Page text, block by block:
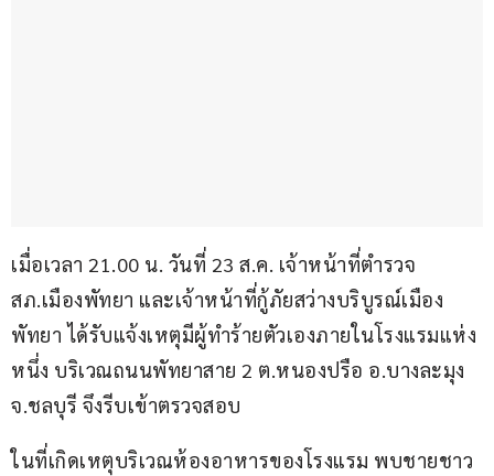
เมื่อเวลา 21.00 น. วันที่ 23 ส.ค. เจ้าหน้าที่ตำรวจ
สภ.เมืองพัทยา และเจ้าหน้าที่กู้ภัยสว่างบริบูรณ์เมือง
พัทยา ได้รับแจ้งเหตุมีผู้ทำร้ายตัวเองภายในโรงแรมแห่ง
หนึ่ง บริเวณถนนพัทยาสาย 2 ต.หนองปรือ อ.บางละมุง
จ.ชลบุรี จึงรีบเข้าตรวจสอบ
ในที่เกิดเหตุบริเวณห้องอาหารของโรงแรม พบชายชาว